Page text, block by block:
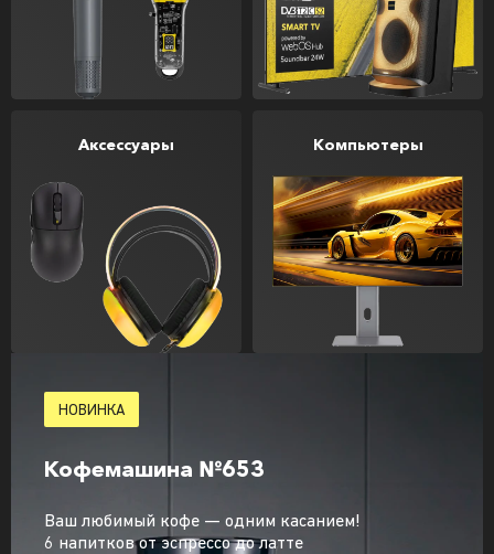
Аксессуары Компьютеры
НОВИНКА
Кофемашина №653
Ваш любимый кофе — одним касанием!
6 напитков от эспрессо до латте